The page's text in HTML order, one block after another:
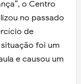
o Centro
no passado
de
foi um
e causou um